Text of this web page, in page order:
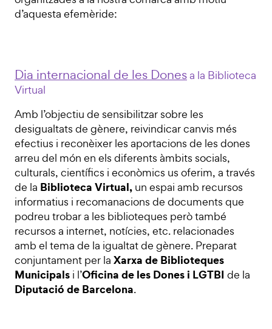
d’aquesta efemèride:
Dia internacional de les Donesa la Biblioteca
Virtual
Amb l’objectiu de sensibilitzar sobre les
desigualtats de gènere, reivindicar canvis més
efectius i reconèixer les aportacions de les dones
arreu del món en els diferents àmbits socials,
culturals, científics i econòmics us oferim, a través
de la Biblioteca Virtual, un espai amb recursos
informatius i recomanacions de documents que
podreu trobar a les biblioteques però també
recursos a internet, notícies, etc. relacionades
amb el tema de la igualtat de gènere. Preparat
conjuntament per la Xarxa de Biblioteques
Municipals i l’Oficina de les Dones i LGTBI de la
Diputació de Barcelona.